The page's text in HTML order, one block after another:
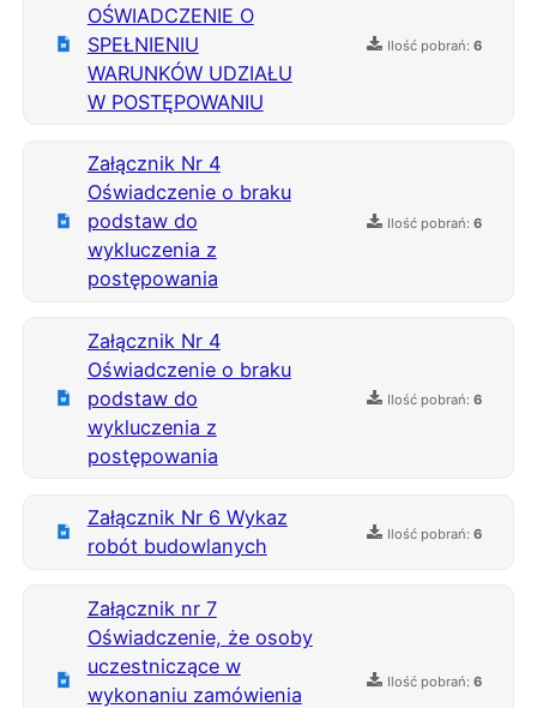
OŚWIADCZENIE O
SPEŁNIENIU
WARUNKÓW UDZIAŁU
W POSTĘPOWANIU
Ilość pobrań:6
Załącznik Nr 4
Oświadczenie o braku
podstaw do
wykluczenia z
postępowania
Ilość pobrań:6
Załącznik Nr 4
Oświadczenie o braku
podstaw do
wykluczenia z
postępowania
Ilość pobrań:6
Załącznik Nr 6 Wykaz
robót budowlanych
Ilość pobrań:6
Załącznik nr 7
Oświadczenie, że osoby
uczestniczące w
wykonaniu zamówienia
Ilość pobrań:6